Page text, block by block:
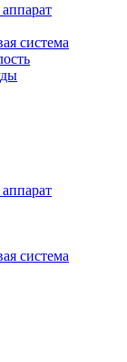
система
система